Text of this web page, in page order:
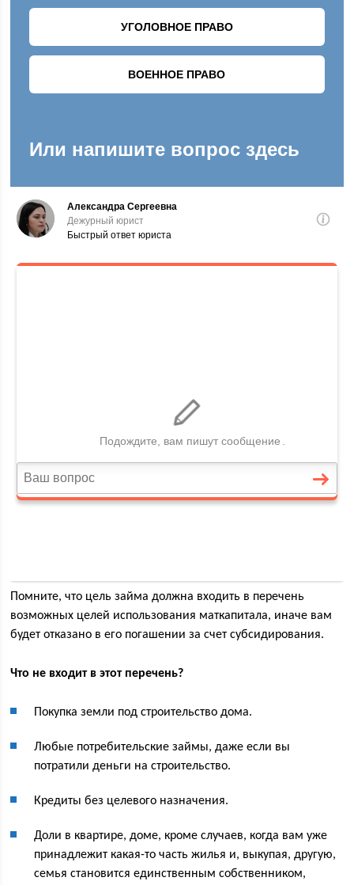
Помните, что цель займа должна входить в перечень
возможных целей использования маткапитала, иначе вам
будет отказано в его погашении за счет субсидирования.
Что не входит в этот перечень?
Покупка земли под строительство дома.
Любые потребительские займы, даже если вы
потратили деньги на строительство.
Кредиты без целевого назначения.
Доли в квартире, доме, кроме случаев, когда вам уже
принадлежит какая-то часть жилья и, выкупая, другую,
семья становится единственным собственником,